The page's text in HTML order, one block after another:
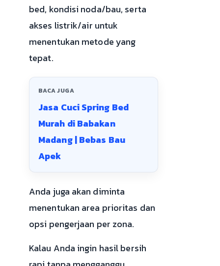
bed, kondisi noda/bau, serta
akses listrik/air untuk
menentukan metode yang
tepat.
BACA JUGA
Jasa Cuci Spring Bed
Murah di Babakan
Madang | Bebas Bau
Apek
Anda juga akan diminta
menentukan area prioritas dan
opsi pengerjaan per zona.
Kalau Anda ingin hasil bersih